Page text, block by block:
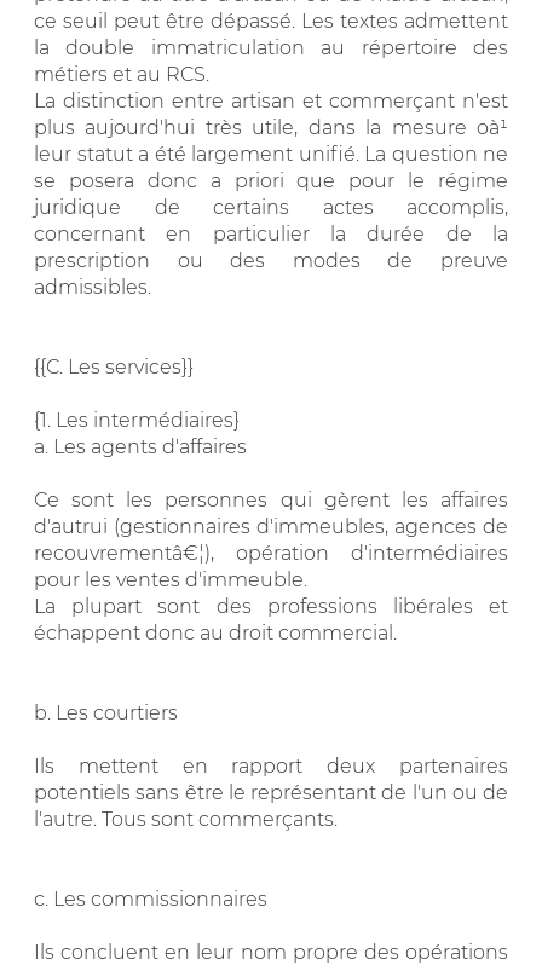
ce seuil peut être dépassé. Les textes admettent
la double immatriculation au répertoire des
métiers et au RCS.
La distinction entre artisan et commerçant n'est
plus aujourd'hui très utile, dans la mesure oà¹
leur statut a été largement unifié. La question ne
se posera donc a priori que pour le régime
juridique de certains actes accomplis,
concernant en particulier la durée de la
prescription ou des modes de preuve
admissibles.
{{C. Les services}}
{1. Les intermédiaires}
a. Les agents d'affaires
Ce sont les personnes qui gèrent les affaires
d'autrui (gestionnaires d'immeubles, agences de
recouvrementâ€¦), opération d'intermédiaires
pour les ventes d'immeuble.
La plupart sont des professions libérales et
échappent donc au droit commercial.
b. Les courtiers
Ils mettent en rapport deux partenaires
potentiels sans être le représentant de l'un ou de
l'autre. Tous sont commerçants.
c. Les commissionnaires
Ils concluent en leur nom propre des opérations